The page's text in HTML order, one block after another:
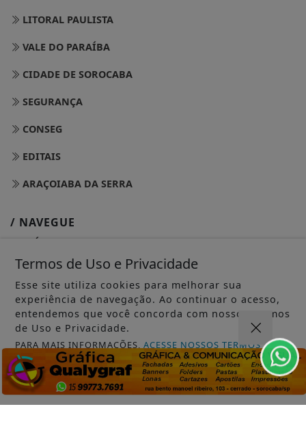
LITORAL PAULISTA
VALE DO PARAÍBA
CIDADE DE SOROCABA
SEGURANÇA
CONSEG
EDITAIS
ARAÇOIABA DA SERRA
/ NAVEGUE
INÍCIO
SOBRE
PAINEL DO LEITOR
TERMOS DE USO E PRIVACIDADE
FAQ
CONTATO
Termos de Uso e Privacidade
Esse site utiliza cookies para melhorar sua
experiência de navegação. Ao continuar o acesso,
entendemos que você concorda com nossos Termos
de Uso e Privacidade.
PARA MAIS INFORMAÇÕES,ACESSE NOSSOS TERMOS
CLICANDO AQUI
PROSSEGUIR